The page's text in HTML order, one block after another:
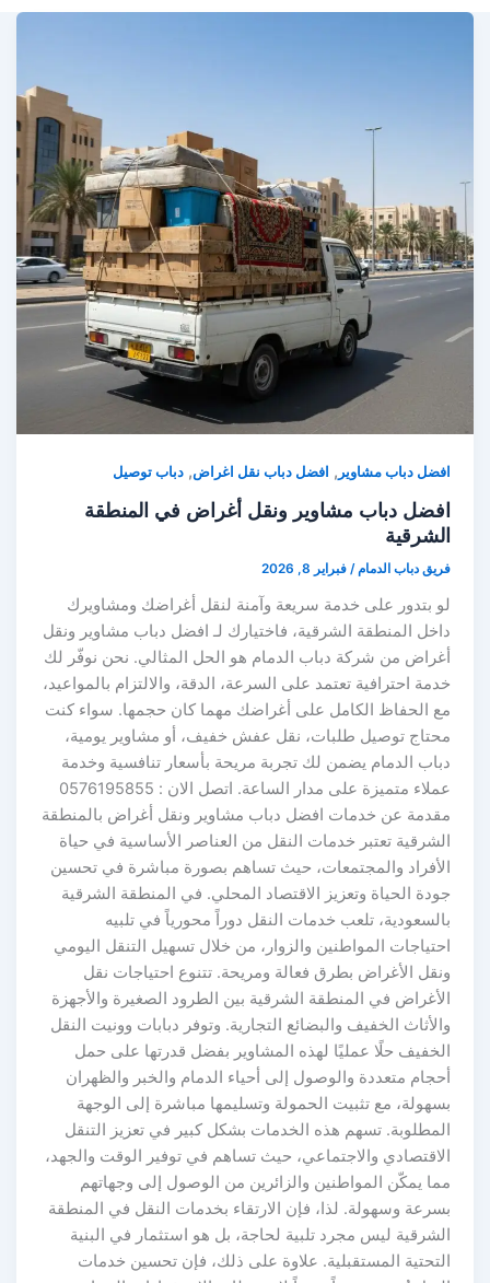
افضل دباب مشاوير,افضل دباب نقل اغراض,دباب توصيل
افضل دباب مشاوير ونقل أغراض في المنطقة
الشرقية
فريق دباب الدمام/فبراير 8, 2026
لو بتدور على خدمة سريعة وآمنة لنقل أغراضك ومشاويرك
داخل المنطقة الشرقية، فاختيارك لـ افضل دباب مشاوير ونقل
أغراض من شركة دباب الدمام هو الحل المثالي. نحن نوفّر لك
خدمة احترافية تعتمد على السرعة، الدقة، والالتزام بالمواعيد،
مع الحفاظ الكامل على أغراضك مهما كان حجمها. سواء كنت
محتاج توصيل طلبات، نقل عفش خفيف، أو مشاوير يومية،
دباب الدمام يضمن لك تجربة مريحة بأسعار تنافسية وخدمة
عملاء متميزة على مدار الساعة. اتصل الان : 0576195855
مقدمة عن خدمات افضل دباب مشاوير ونقل أغراض بالمنطقة
الشرقية تعتبر خدمات النقل من العناصر الأساسية في حياة
الأفراد والمجتمعات، حيث تساهم بصورة مباشرة في تحسين
جودة الحياة وتعزيز الاقتصاد المحلي. في المنطقة الشرقية
بالسعودية، تلعب خدمات النقل دوراً محورياً في تلبيه
احتياجات المواطنين والزوار، من خلال تسهيل التنقل اليومي
ونقل الأغراض بطرق فعالة ومريحة. تتنوع احتياجات نقل
الأغراض في المنطقة الشرقية بين الطرود الصغيرة والأجهزة
والأثاث الخفيف والبضائع التجارية. وتوفر دبابات وونيت النقل
الخفيف حلًا عمليًا لهذه المشاوير بفضل قدرتها على حمل
أحجام متعددة والوصول إلى أحياء الدمام والخبر والظهران
بسهولة، مع تثبيت الحمولة وتسليمها مباشرة إلى الوجهة
المطلوبة. تسهم هذه الخدمات بشكل كبير في تعزيز التنقل
الاقتصادي والاجتماعي، حيث تساهم في توفير الوقت والجهد،
مما يمكّن المواطنين والزائرين من الوصول إلى وجهاتهم
بسرعة وسهولة. لذا، فإن الارتقاء بخدمات النقل في المنطقة
الشرقية ليس مجرد تلبية لحاجة، بل هو استثمار في البنية
التحتية المستقبلية. علاوة على ذلك، فإن تحسين خدمات